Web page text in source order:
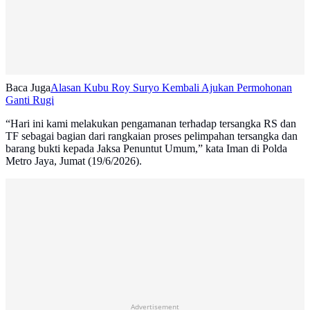
Baca JugaAlasan Kubu Roy Suryo Kembali Ajukan Permohonan
Ganti Rugi
“Hari ini kami melakukan pengamanan terhadap tersangka RS dan
TF sebagai bagian dari rangkaian proses pelimpahan tersangka dan
barang bukti kepada Jaksa Penuntut Umum,” kata Iman di Polda
Metro Jaya, Jumat (19/6/2026).
Advertisement